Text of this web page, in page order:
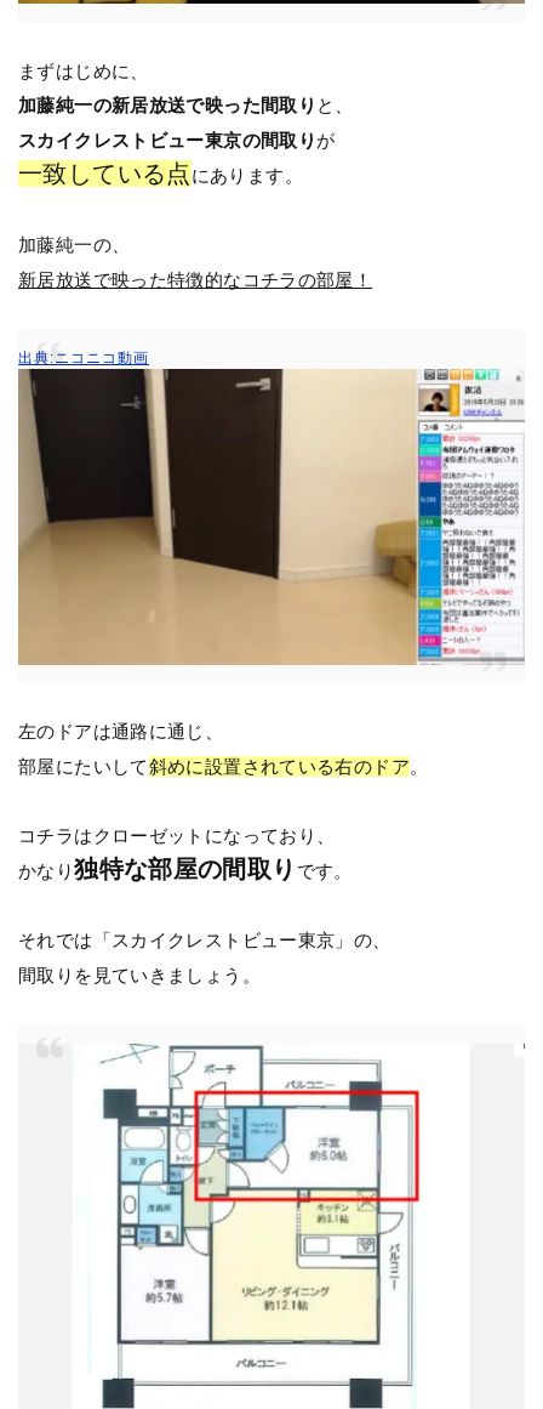
まずはじめに、
加藤純一の新居放送で映った間取り と、
スカイクレストビュー東京の間取り が
一致している点 にあります。
加藤純一の、
新居放送で映った特徴的なコチラの部屋！
出典:ニコニコ動画
左のドアは通路に通じ、
部屋にたいして斜めに設置されている右のドア。
コチラはクローゼットになっており、
かなり独特な部屋の間取り です。
それでは「スカイクレストビュー東京」の、
間取りを見ていきましょう。